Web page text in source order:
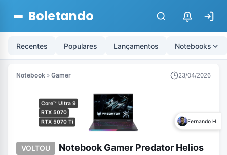
Boletando $
Recentes Populares Lançamentos Notebooks
Notebook » Gamer 23/04/2026
Core™ Ultra 9
RTX 5070
RTX 5070 Ti
Fernando H.
VOLTOU
Notebook Gamer Predator Helios